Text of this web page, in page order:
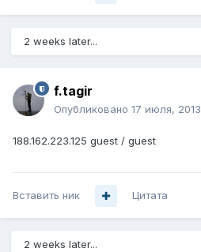
2 weeks later...
f.tagir
Опубликовано 17 июля, 2013
188.162.223.125 guest / guest
Вставить ник Цитата
2 weeks later...